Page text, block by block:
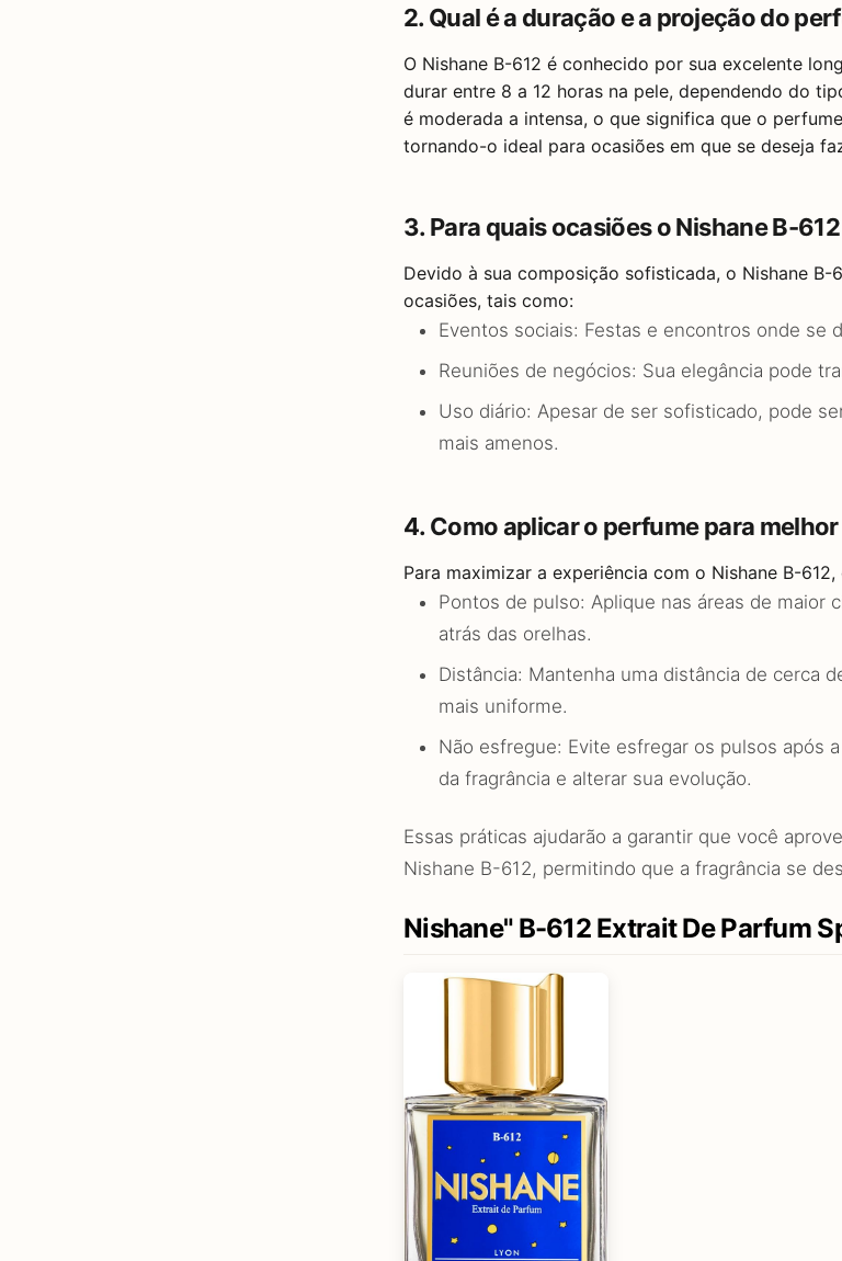
2. Qual é a duração e a projeção do
O Nishane B-612 é conhecido por sua excelente
durar entre 8 a 12 horas na pele, dependendo do
é moderada a intensa, o que significa que o
tornando-o ideal para ocasiões em que se deseja
3. Para quais ocasiões o Nishane B-
Devido à sua composição sofisticada, o Nishane
ocasiões, tais como:
Eventos sociais: Festas e encontros onde se
Reuniões de negócios: Sua elegância pode
Uso diário: Apesar de ser sofisticado, pode
mais amenos.
4. Como aplicar o perfume para
Para maximizar a experiência com o Nishane B-
Pontos de pulso: Aplique nas áreas de maior
atrás das orelhas.
Distância: Mantenha uma distância de cerca
mais uniforme.
Não esfregue: Evite esfregar os pulsos após
da fragrância e alterar sua evolução.
Essas práticas ajudarão a garantir que você
Nishane B-612, permitindo que a fragrância se
Nishane" B-612 Extrait De Parfum